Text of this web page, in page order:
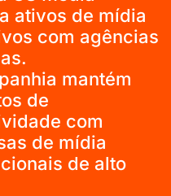
ativos de mídia
com agências
mantém
de
com
de mídia
de alto